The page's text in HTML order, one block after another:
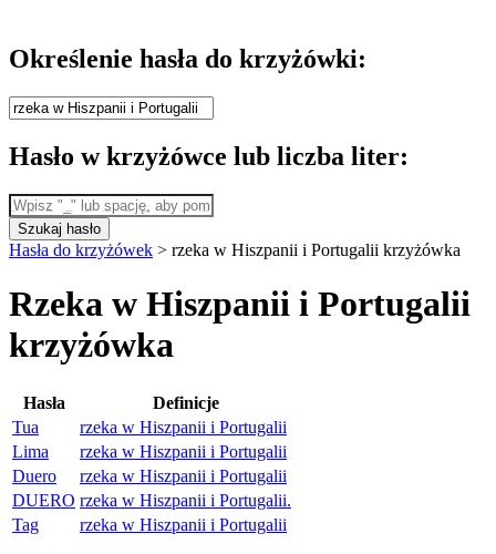
Określenie hasła do krzyżówki:
Hasło w krzyżówce lub liczba liter:
Szukaj hasło
Hasła do krzyżówek > rzeka w Hiszpanii i Portugalii krzyżówka
Rzeka w Hiszpanii i Portugalii
krzyżówka
Hasła
Definicje
Tua
rzeka w Hiszpanii i Portugalii
Lima
rzeka w Hiszpanii i Portugalii
Duero
rzeka w Hiszpanii i Portugalii
DUERO rzeka w Hiszpanii i Portugalii.
Tag
rzeka w Hiszpanii i Portugalii